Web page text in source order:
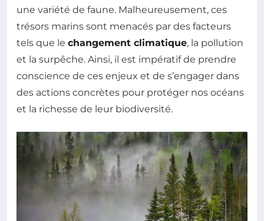
une variété de faune. Malheureusement, ces
trésors marins sont menacés par des facteurs
tels que le changement climatique, la pollution
et la surpêche. Ainsi, il est impératif de prendre
conscience de ces enjeux et de s’engager dans
des actions concrètes pour protéger nos océans
et la richesse de leur biodiversité.